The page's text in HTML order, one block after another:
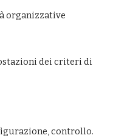
organizzative
dei criteri di
controllo.